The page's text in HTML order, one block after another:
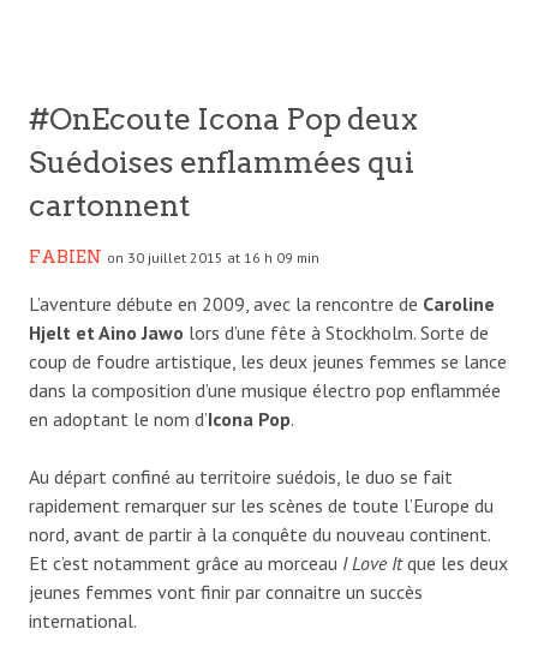
#OnEcoute Icona Pop deux
Suédoises enflammées qui
cartonnent
FABIEN on 30 juillet 2015 at 16 h 09 min
L’aventure débute en 2009, avec la rencontre de Caroline
Hjelt et Aino Jawo lors d’une fête à Stockholm. Sorte de
coup de foudre artistique, les deux jeunes femmes se lance
dans la composition d’une musique électro pop enflammée
en adoptant le nom d’Icona Pop.
Au départ confiné au territoire suédois, le duo se fait
rapidement remarquer sur les scènes de toute l’Europe du
nord, avant de partir à la conquête du nouveau continent.
Et c’est notamment grâce au morceau I Love Itque les deux
jeunes femmes vont finir par connaitre un succès
international.